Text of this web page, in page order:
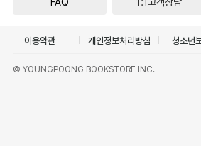
이용약관 개인정보처리방침 청소년
© YOUNGPOONG BOOKSTORE INC.